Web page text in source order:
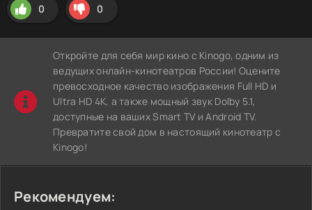
0 0
Откройте для себя мир кино с Kinogo, одним из
ведущих онлайн-кинотеатров России! Оцените
превосходное качество изображения Full HD и
Ultra HD 4K, а также мощный звук Dolby 5.1,
доступные на ваших Smart TV и Android TV.
Превратите свой дом в настоящий кинотеатр с
Kinogo!
Рекомендуем: